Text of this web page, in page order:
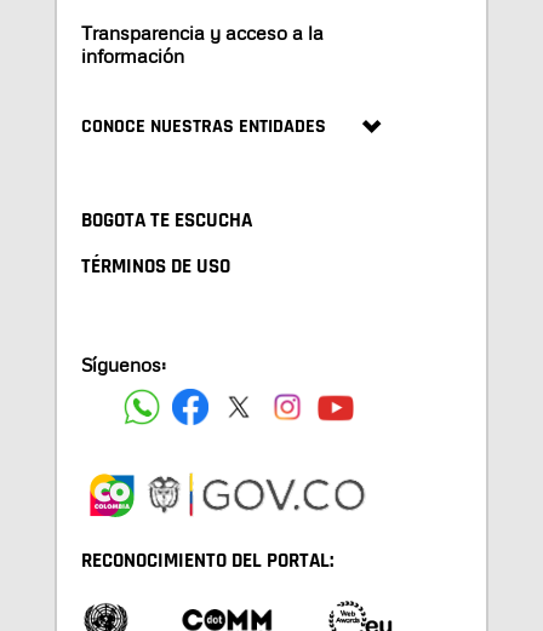
Transparencia y acceso a la
información
CONOCE NUESTRAS ENTIDADES
BOGOTA TE ESCUCHA
TÉRMINOS DE USO
Síguenos:
RECONOCIMIENTO DEL PORTAL: